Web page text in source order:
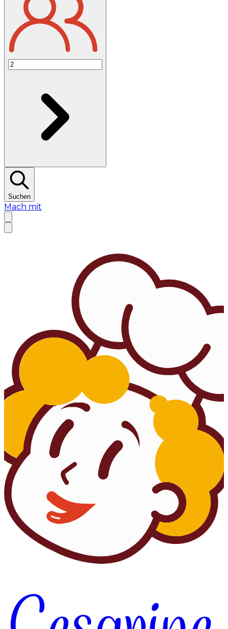
Suchen
Mach mit